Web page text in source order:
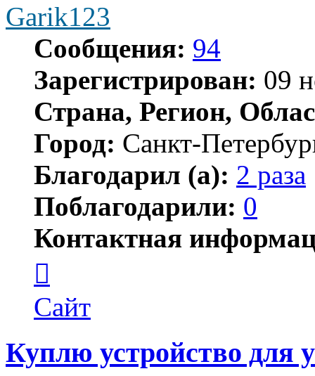
Garik123
Сообщения: 94
Зарегистрирован: 09
Страна, Регион,
Город: Санкт-
Благодарил (а): 2 раза
Поблагодарили: 0
Контактная
пользователя
Garik123
Сайт
Куплю устройство для